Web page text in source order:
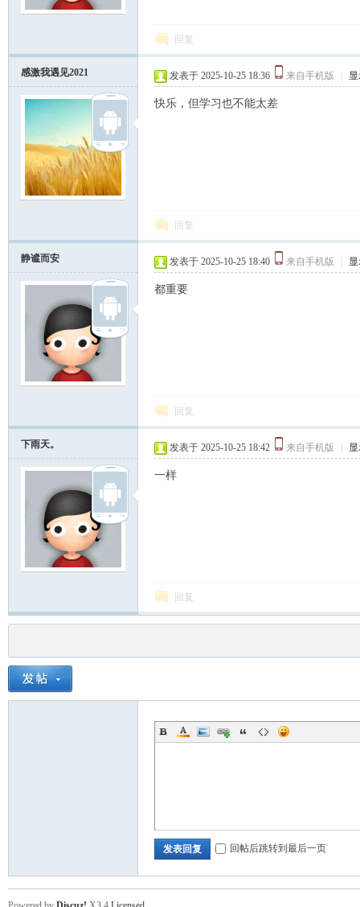
回复
感激我遇见2021 发表于 2025-10-25 18:36 来自手机版
快乐，但学习也不能太差
回复
静谧而安 发表于 2025-10-25 18:40 来自手机版
都重要
回复
下雨天。 发表于 2025-10-25 18:42 来自手机版
一样
回复
发表回复 回帖后跳转到最后一页